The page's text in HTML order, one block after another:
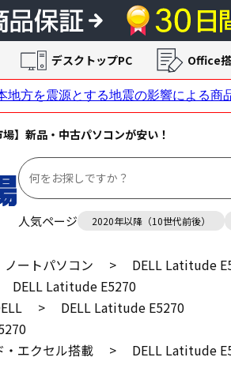
】新品・中古パソコンが安い！
人気ページ 2020年以降（10世代前後）
デスクトップPC Office
ノートパソコン >
DELL Latitude
DELL Latitude E5270
>
DELL Latitude E5270
・エクセル搭載 > DELL Latitude